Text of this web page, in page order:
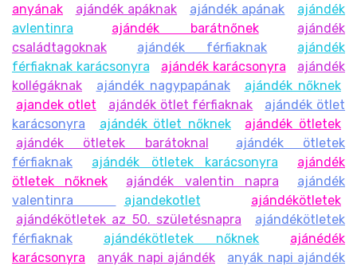
anyának
ajándék apáknak ajándék apának
ajándék
avlentinra
ajándék barátnőnek
ajándék
családtagoknak
ajándék férfiaknak
ajándék
férfiaknak karácsonyra
ajándék karácsonyra
ajándék
kollégáknak
ajándék nagypapának
ajándék nőknek
ajandek otlet
ajándék ötlet férfiaknak
ajándék ötlet
karácsonyra
ajándék ötlet nőknek
ajándék ötletek
ajándék ötletek barátoknal
ajándék ötletek
férfiaknak
ajándék ötletek karácsonyra
ajándék
ötletek nőknek
ajándék valentin napra
ajándék
valentinra
ajandekotlet
ajándékötletek
ajándékötletek az 50. születésnapra
ajándékötletek
férfiaknak
ajándékötletek nőknek
ajánédék
karácsonyra
anyák napi ajándék
anyák napi ajándék